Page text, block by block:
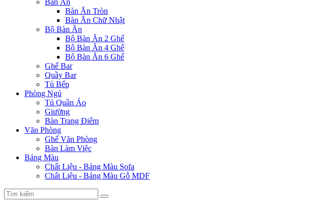
Bàn Ăn
Bàn Ăn Tròn
Bàn Ăn Chữ Nhật
Bộ Bàn Ăn
Bộ Bàn Ăn 2 Ghế
Bộ Bàn Ăn 4 Ghế
Bộ Bàn Ăn 6 Ghế
Ghế Bar
Quầy Bar
Tủ Bếp
Phòng Ngủ
Tủ Quần Áo
Giường
Bàn Trang Điểm
Văn Phòng
Ghế Văn Phòng
Bàn Làm Việc
Bảng Màu
Chất Liệu - Bảng Màu Sofa
Chất Liệu - Bảng Màu Gỗ MDF